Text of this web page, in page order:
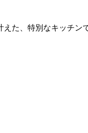
た、特別なキッチンで